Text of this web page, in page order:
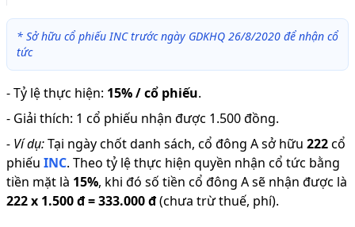
* Sở hữu cổ phiếu INC trước ngày GDKHQ 26/8/2020 để nhận cổ
tức
-Tỷ lệ thực hiện: 15% / cổ phiếu.
- Giải thích: 1 cổ phiếu nhận được 1.500 đồng.
- Ví dụ:Tại ngày chốt danh sách, cổ đông A sở hữu 222cổ
phiếu INC. Theo tỷ lệ thực hiện quyền nhận cổ tức bằng
tiền mặt là 15%, khi đó số tiền cổ đông A sẽ nhận được là
222x 1.500 đ=333.000 đ(chưa trừ thuế, phí).